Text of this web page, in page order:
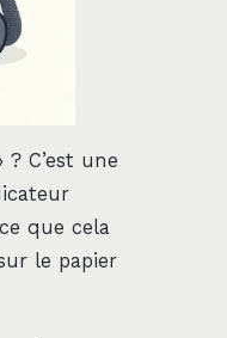
C’est une
que cela
le papier